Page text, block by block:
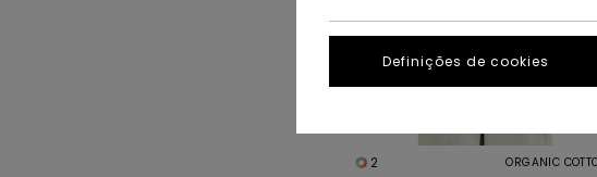
2 ORGANIC
Definições de cookies